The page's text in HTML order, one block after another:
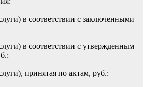
в соответствии с заключенными
в соответствии с утвержденным
принятая по актам, руб.: